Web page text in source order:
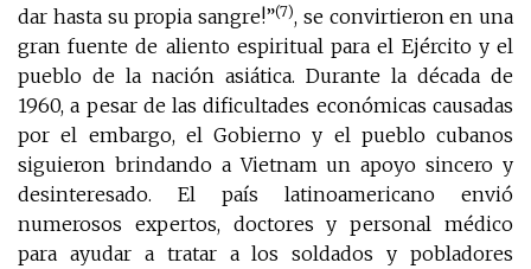
dar hasta su propia sangre!”(7), se convirtieron en una
gran fuente de aliento espiritual para el Ejército y el
pueblo de la nación asiática. Durante la década de
1960, a pesar de las dificultades económicas causadas
por el embargo, el Gobierno y el pueblo cubanos
siguieron brindando a Vietnam un apoyo sincero y
desinteresado. El país latinoamericano envió
numerosos expertos, doctores y personal médico
para ayudar a tratar a los soldados y pobladores